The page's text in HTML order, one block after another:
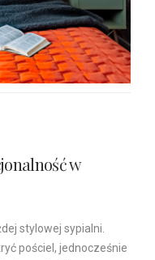
w
stylowej sypialni.
pościel, jednocześnie